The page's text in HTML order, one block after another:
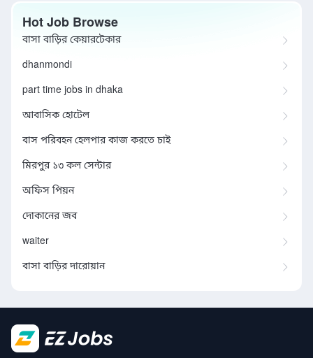
Hot Job Browse
বাসা বাড়ির কেয়ারটেকার
dhanmondi
part time jobs in dhaka
আবাসিক হোটেল
বাস পরিবহন হেলপার কাজ করতে চাই
মিরপুর ১৩ কল সেন্টার
অফিস পিয়ন
দোকানের জব
waiter
বাসা বাড়ির দারোয়ান